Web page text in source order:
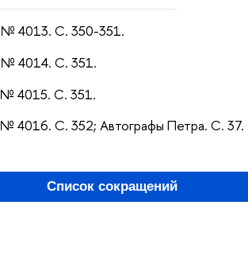
4013. С. 350-351.
4014. С. 351.
4015. С. 351.
4016. С. 352; Автографы Петра. С. 37.
Список сокращений